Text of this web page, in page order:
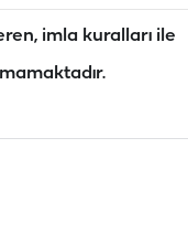
imla kuralları ile